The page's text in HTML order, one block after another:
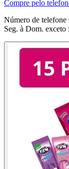
Compre pelo
Número de
Seg. à Dom. exceto